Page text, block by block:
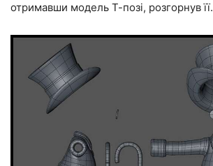
отримавши модель Т-позі, розгорнув її.